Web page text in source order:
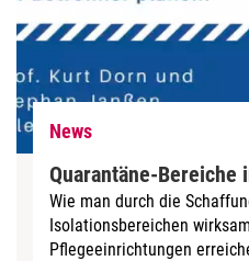
News
Quarantäne-Bereiche
Wie man durch die
Isolationsbereichen
Pflegeeinrichtungen